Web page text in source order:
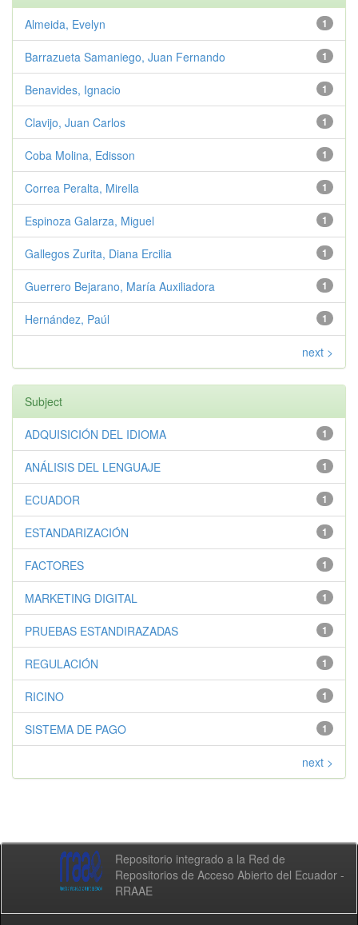
1
Almeida, Evelyn
1
Barrazueta Samaniego, Juan Fernando
1
Benavides, Ignacio
1
Clavijo, Juan Carlos
1
Coba Molina, Edisson
1
Correa Peralta, Mirella
1
Espinoza Galarza, Miguel
1
Gallegos Zurita, Diana Ercilia
1
Guerrero Bejarano, María Auxiliadora
1
Hernández, Paúl
next >
Subject
1
ADQUISICIÓN DEL IDIOMA
1
ANÁLISIS DEL LENGUAJE
1
ECUADOR
1
ESTANDARIZACIÓN
1
FACTORES
1
MARKETING DIGITAL
1
PRUEBAS ESTANDIRAZADAS
1
REGULACIÓN
1
RICINO
1
SISTEMA DE PAGO
next >
Repositorio integrado a la Red de
Repositorios de Acceso Abierto del Ecuador -
RRAAE